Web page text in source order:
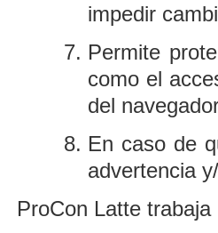
impedir
Permite
como el
del
En caso de
advertencia
ProCon Latte